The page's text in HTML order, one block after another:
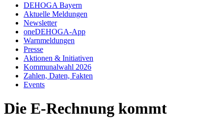
DEHOGA Bayern
Aktuelle Meldungen
Newsletter
oneDEHOGA-App
Warnmeldungen
Presse
Aktionen & Initiativen
Kommunalwahl 2026
Zahlen, Daten, Fakten
Events
Die E-Rechnung kommt